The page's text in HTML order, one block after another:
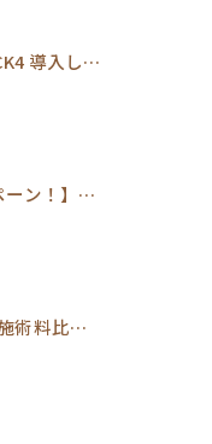
WINBACK BACK4 導入しました。
【9月キャンペーン！】脂肪冷却★360度全方位脂肪冷却1部位(2カップ)30分
●脂肪冷却の施術料比較してみましたら驚くべき内容となりました！！